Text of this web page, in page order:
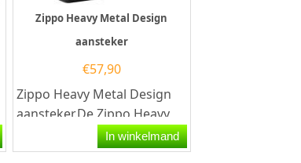
Zippo Heavy Metal Design
aansteker
€57,90
Zippo Heavy Metal Design
aansteker.De Zippo Heavy
Metal Design aansteker
heeft een mat zwarte...
In winkelmand